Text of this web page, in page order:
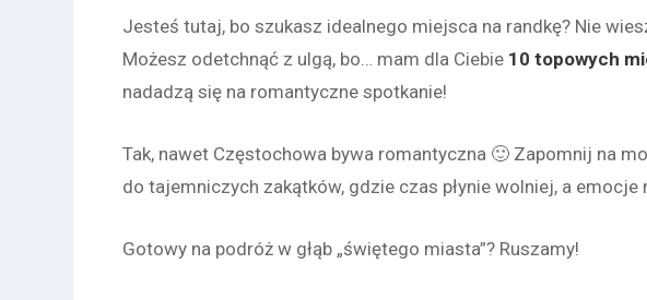
Jesteś tutaj, bo szukasz idealnego miejsca na randkę? Nie
Możesz odetchnąć z ulgą, bo… mam dla Ciebie 10 topowych
nadadzą się na romantyczne spotkanie!
Tak, nawet Częstochowa bywa romantyczna 🙂 Zapomnij na
do tajemniczych zakątków, gdzie czas płynie wolniej, a emocje
Gotowy na podróż w głąb „świętego miasta”? Ruszamy!